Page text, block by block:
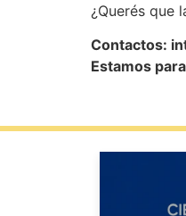
¿Querés que
Contactos:
Estamos